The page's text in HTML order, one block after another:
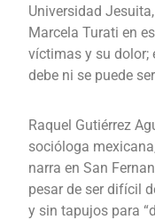
Universidad
Marcela Turati en
víctimas y su dolor;
debe ni se puede
Raquel Gutiérrez
socióloga
narra en San
pesar de ser difícil
y sin tapujos para